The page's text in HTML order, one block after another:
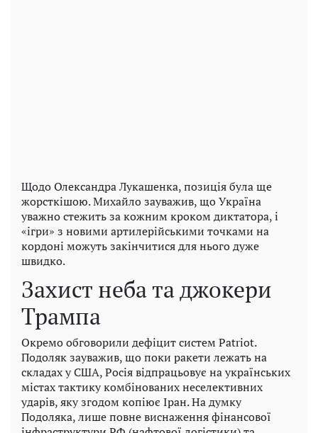
Щодо Олександра Лукашенка, позиція була ще
жорсткішою. Михайло зауважив, що Україна
уважно стежить за кожним кроком диктатора, і
«ігри» з новими артилерійськими точками на
кордоні можуть закінчитися для нього дуже
швидко.
Захист неба та джокери
Трампа
Окремо обговорили дефіцит систем Patriot.
Подоляк зауважив, що поки ракети лежать на
складах у США, Росія відпрацьовує на українських
містах тактику комбінованих неселективних
ударів, яку згодом копіює Іран. На думку
Подоляка, лише повне виснаження фінансової